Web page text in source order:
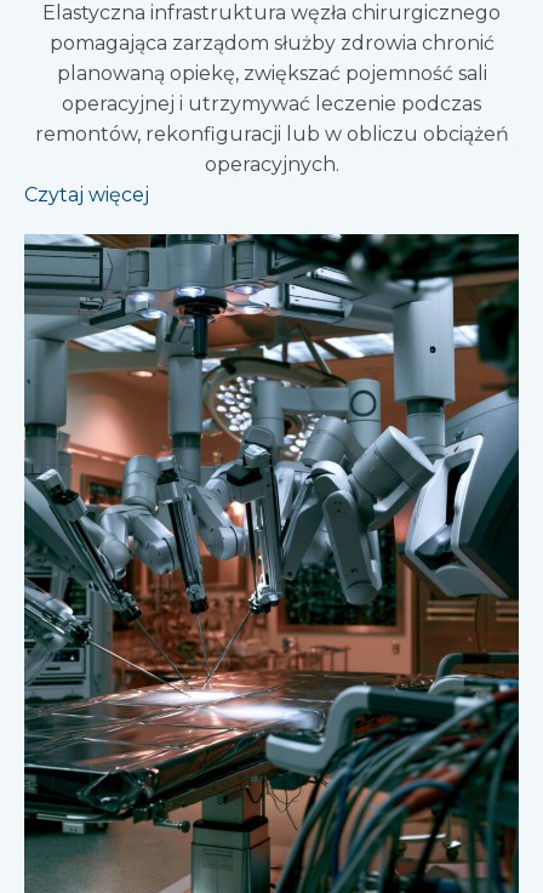
Elastyczna infrastruktura węzła chirurgicznego
pomagająca zarządom służby zdrowia chronić
planowaną opiekę, zwiększać pojemność sali
operacyjnej i utrzymywać leczenie podczas
remontów, rekonfiguracji lub w obliczu obciążeń
operacyjnych.
Czytaj więcej